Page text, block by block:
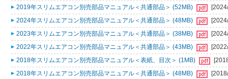
2019年スリムエアコン別売部品マニュアル＜共通部品＞ (52MB)
2024年スリムエアコン別売部品マニュアル＜共通部品＞ (48MB)
2023年スリムエアコン別売部品マニュアル＜共通部品＞ (38MB)
2022年スリムエアコン別売部品マニュアル＜共通部品＞ (43MB)
2018年スリムエアコン別売部品マニュアル＜表紙、目次＞ (1MB)
2018年スリムエアコン別売部品マニュアル＜共通部品＞ (48MB)